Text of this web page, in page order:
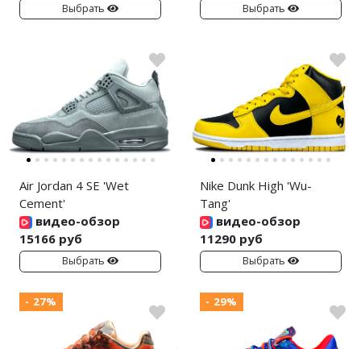
Выбрать Выбрать
Air Jordan 4 SE 'Wet
Cement'
видео-обзор
15166 руб
Выбрать
Nike Dunk High 'Wu-
Tang'
видео-обзор
11290 руб
Выбрать
- 27% - 29%